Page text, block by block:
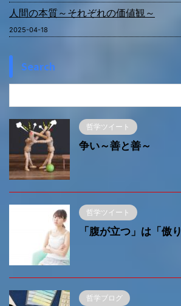
人間の本質～それぞれの価値観～
2025-04-18
Search
哲学ツイート
争い～善と善～
哲学ツイート
「腹が立つ」は「傲
哲学ブログ